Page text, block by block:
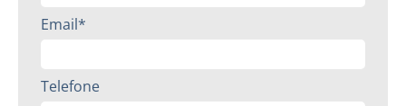
Email*
Telefone